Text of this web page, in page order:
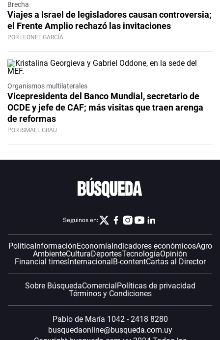
Brecha
Viajes a Israel de legisladores causan controversia;
el Frente Amplio rechazó las invitaciones
POR LEONEL GARCÍA
Organismos multilaterales
Vicepresidenta del Banco Mundial, secretario de
OCDE y jefe de CAF; más visitas que traen arenga
de reformas
POR ISMAEL GRAU
Seguinos en:
PolíticaInformaciónEconomíaIndicadores económicosAgro
AmbienteCulturaDeportesTecnologíaOpinión
Financial timesInternacionalB-contentCartas al Director
Sobre BúsquedaComercialPolíticas de privacidad
Términos y Condiciones
Pablo de María 1042 - 2418 8280
busquedaonline@busqueda.com.uy